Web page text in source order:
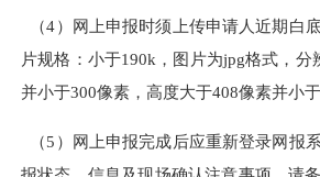
（4）网上申报时须上传申请人近期白
片规格：小于190k，图片为jpg格式，分
并小于300像素，高度大于408像素并小
（5）网上申报完成后应重新登录网报